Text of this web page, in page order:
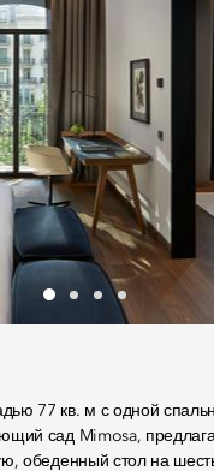
77 кв. м с одной
сад Mimosa,
обеденный стол на